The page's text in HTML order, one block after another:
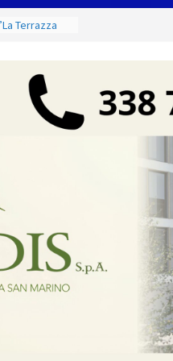
Terrazza
altri
le
da Bach ai
e
presso gli